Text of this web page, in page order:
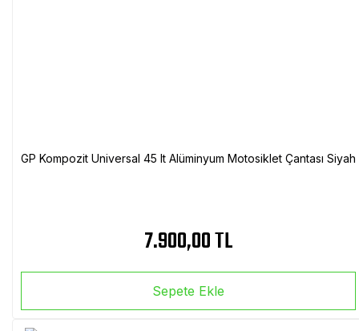
GP Kompozit Universal 45 lt Alüminyum Motosiklet Çantası Siyah
7.900,00 TL
Sepete Ekle